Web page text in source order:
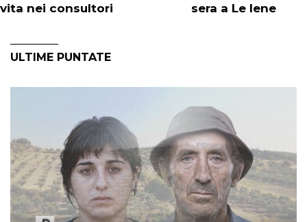
vita nei consultori
sera a Le Iene
ULTIME PUNTATE